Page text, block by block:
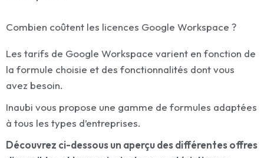
Combien coûtent les licences Google Workspace ?
Les tarifs de Google Workspace varient en fonction de
la formule choisie et des fonctionnalités dont vous
avez besoin.
Inaubi vous propose une gamme de formules adaptées
à tous les types d’entreprises.
Découvrez ci-dessous un aperçu des différentes offres